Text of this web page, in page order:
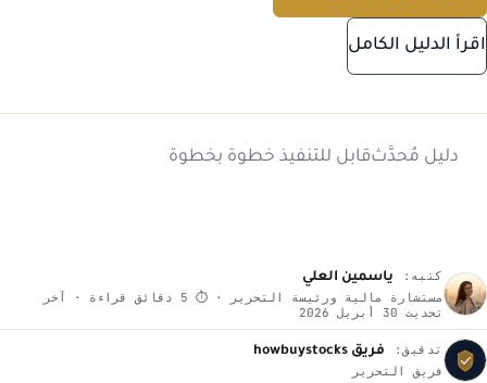
اقرأ الدليل الكامل
دليل مُحدَّثقابل للتنفيذ خطوة بخطوة
كتبه:
ياسمين العلي
مستشارة مالية ورئيسة التحرير · ⏱ 5 دقائق قراءة · آخر
تحديث 30 أبريل 2026
تدقيق:
فريق howbuystocks
فريق التحرير